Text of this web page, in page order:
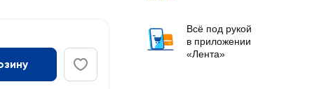
Всё под рукой
в приложении
«Лента»